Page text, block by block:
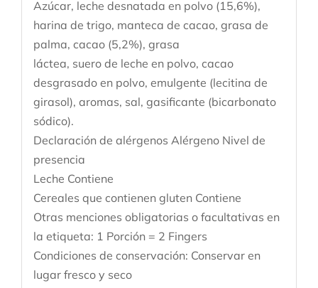
Azúcar, leche desnatada en polvo (15,6%),
harina de trigo, manteca de cacao, grasa de
palma, cacao (5,2%), grasa
láctea, suero de leche en polvo, cacao
desgrasado en polvo, emulgente (lecitina de
girasol), aromas, sal, gasificante (bicarbonato
sódico).
Declaración de alérgenos Alérgeno Nivel de
presencia
Leche Contiene
Cereales que contienen gluten Contiene
Otras menciones obligatorias o facultativas en
la etiqueta: 1 Porción = 2 Fingers
Condiciones de conservación: Conservar en
lugar fresco y seco